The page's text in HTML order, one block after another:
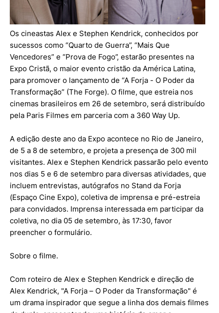
Os cineastas Alex e Stephen Kendrick, conhecidos por
sucessos como “Quarto de Guerra”, “Mais Que
Vencedores” e “Prova de Fogo”, estarão presentes na
Expo Cristã, o maior evento cristão da América Latina,
para promover o lançamento de “A Forja - O Poder da
Transformação” (The Forge). O filme, que estreia nos
cinemas brasileiros em 26 de setembro, será distribuído
pela Paris Filmes em parceria com a 360 Way Up.
A edição deste ano da Expo acontece no Rio de Janeiro,
de 5 a 8 de setembro, e projeta a presença de 300 mil
visitantes. Alex e Stephen Kendrick passarão pelo evento
nos dias 5 e 6 de setembro para diversas atividades, que
incluem entrevistas, autógrafos no Stand da Forja
(Espaço Cine Expo), coletiva de imprensa e pré-estreia
para convidados. Imprensa interessada em participar da
coletiva, no dia 05 de setembro, às 17:30, favor
preencher o formulário.
Sobre o filme.
Com roteiro de Alex e Stephen Kendrick e direção de
Alex Kendrick, "A Forja – O Poder da Transformação" é
um drama inspirador que segue a linha dos demais filmes